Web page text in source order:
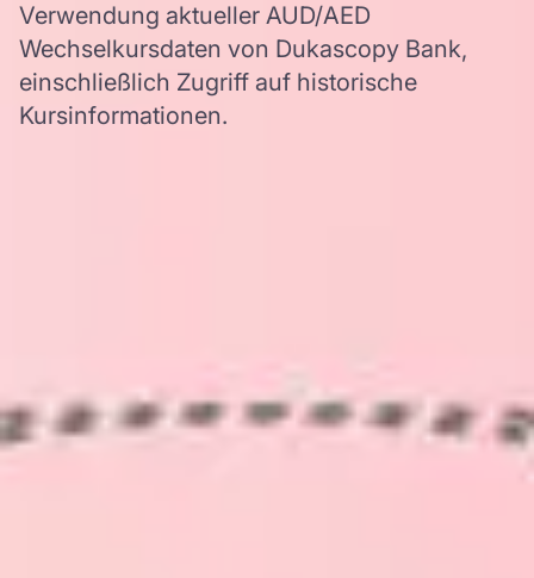
Verwendung aktueller AUD/AED
Wechselkursdaten von Dukascopy Bank,
einschließlich Zugriff auf historische
Kursinformationen.